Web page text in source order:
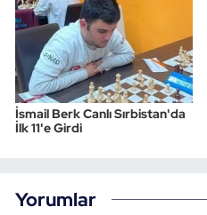
İsmail Berk Canlı Sırbistan'da
İlk 11'e Girdi
Yorumlar